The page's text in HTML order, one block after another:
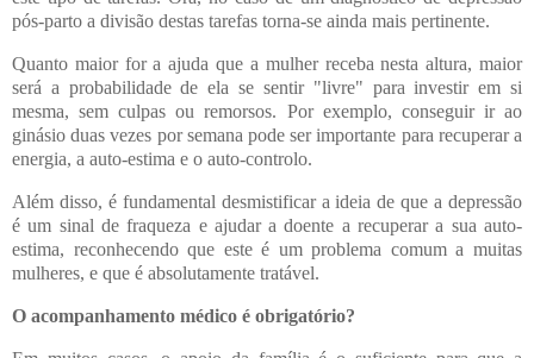
pós-parto a divisão destas tarefas torna-se ainda mais pertinente.
Quanto maior for a ajuda que a mulher receba nesta altura, maior
será a probabilidade de ela se sentir "livre" para investir em si
mesma, sem culpas ou remorsos. Por exemplo, conseguir ir ao
ginásio duas vezes por semana pode ser importante para recuperar a
energia, a auto-estima e o auto-controlo.
Além disso, é fundamental desmistificar a ideia de que a depressão
é um sinal de fraqueza e ajudar a doente a recuperar a sua auto-
estima, reconhecendo que este é um problema comum a muitas
mulheres, e que é absolutamente tratável.
O acompanhamento médico é obrigatório?